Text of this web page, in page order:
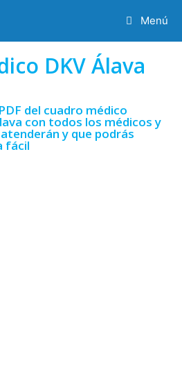
Menú
DKV Álava
del cuadro médico
con todos los médicos y
y que podrás
fácil